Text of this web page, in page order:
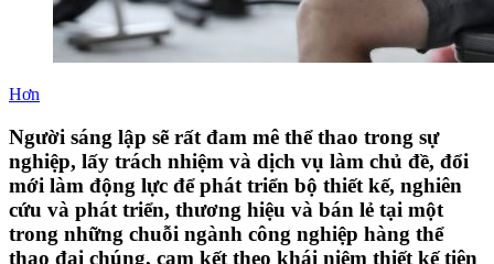
Hơn
Người sáng lập sẽ rất đam mê thể thao trong sự
nghiệp, lấy trách nhiệm và dịch vụ làm chủ đề, đổi
mới làm động lực để phát triển bộ thiết kế, nghiên
cứu và phát triển, thương hiệu và bán lẻ tại một
trong những chuỗi ngành công nghiệp hàng thể
thao đại chúng, cam kết theo khái niệm thiết kế tiên